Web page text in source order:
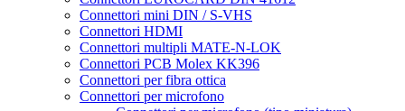
Connettori mini DIN / S-VHS
Connettori HDMI
Connettori multipli MATE-N-LOK
Connettori PCB Molex KK396
Connettori per fibra ottica
Connettori per microfono